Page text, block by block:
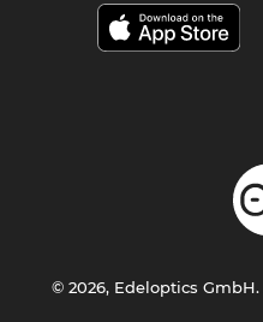
© 2026, Edeloptics